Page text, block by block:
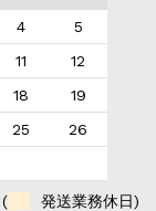
4
5
11
12
18
19
25
26
( 発送業務休日)